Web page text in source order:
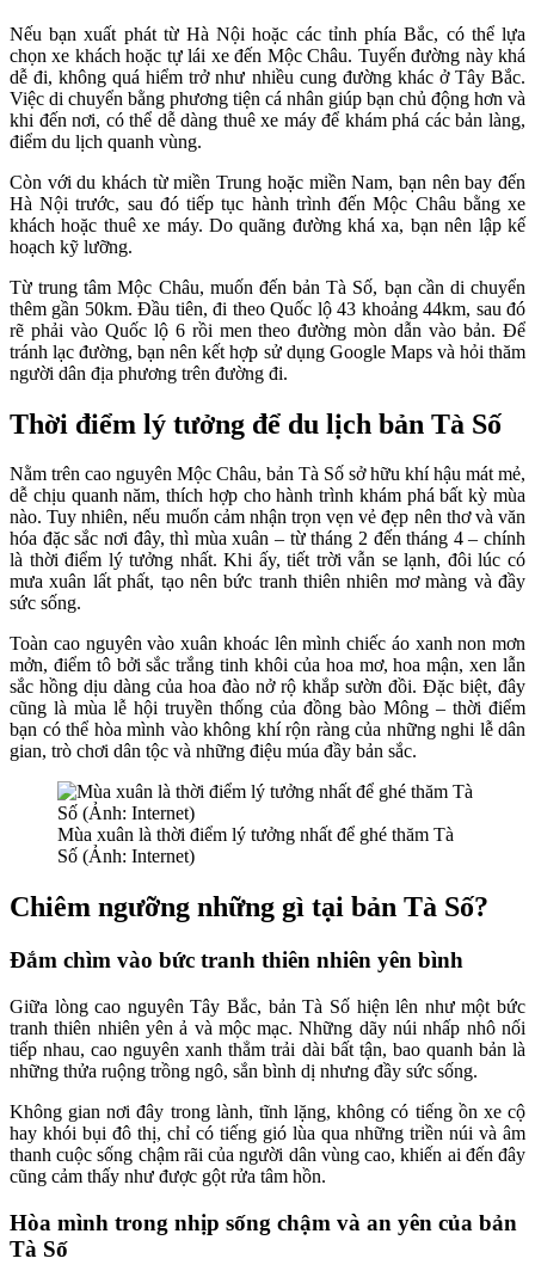
Nếu bạn xuất phát từ Hà Nội hoặc các tỉnh phía Bắc, có thể lựa
chọn xe khách hoặc tự lái xe đến Mộc Châu. Tuyến đường này khá
dễ đi, không quá hiểm trở như nhiều cung đường khác ở Tây Bắc.
Việc di chuyển bằng phương tiện cá nhân giúp bạn chủ động hơn và
khi đến nơi, có thể dễ dàng thuê xe máy để khám phá các bản làng,
điểm du lịch quanh vùng.
Còn với du khách từ miền Trung hoặc miền Nam, bạn nên bay đến
Hà Nội trước, sau đó tiếp tục hành trình đến Mộc Châu bằng xe
khách hoặc thuê xe máy. Do quãng đường khá xa, bạn nên lập kế
hoạch kỹ lưỡng.
Từ trung tâm Mộc Châu, muốn đến bản Tà Số, bạn cần di chuyển
thêm gần 50km. Đầu tiên, đi theo Quốc lộ 43 khoảng 44km, sau đó
rẽ phải vào Quốc lộ 6 rồi men theo đường mòn dẫn vào bản. Để
tránh lạc đường, bạn nên kết hợp sử dụng Google Maps và hỏi thăm
người dân địa phương trên đường đi.
Thời điểm lý tưởng để du lịch bản Tà Số
Nằm trên cao nguyên Mộc Châu, bản Tà Số sở hữu khí hậu mát mẻ,
dễ chịu quanh năm, thích hợp cho hành trình khám phá bất kỳ mùa
nào. Tuy nhiên, nếu muốn cảm nhận trọn vẹn vẻ đẹp nên thơ và văn
hóa đặc sắc nơi đây, thì mùa xuân – từ tháng 2 đến tháng 4 – chính
là thời điểm lý tưởng nhất. Khi ấy, tiết trời vẫn se lạnh, đôi lúc có
mưa xuân lất phất, tạo nên bức tranh thiên nhiên mơ màng và đầy
sức sống.
Toàn cao nguyên vào xuân khoác lên mình chiếc áo xanh non mơn
mởn, điểm tô bởi sắc trắng tinh khôi của hoa mơ, hoa mận, xen lẫn
sắc hồng dịu dàng của hoa đào nở rộ khắp sườn đồi. Đặc biệt, đây
cũng là mùa lễ hội truyền thống của đồng bào Mông – thời điểm
bạn có thể hòa mình vào không khí rộn ràng của những nghi lễ dân
gian, trò chơi dân tộc và những điệu múa đầy bản sắc.
Mùa xuân là thời điểm lý tưởng nhất để ghé thăm Tà
Số (Ảnh: Internet)
Chiêm ngưỡng những gì tại bản Tà Số?
Đắm chìm vào bức tranh thiên nhiên yên bình
Giữa lòng cao nguyên Tây Bắc, bản Tà Số hiện lên như một bức
tranh thiên nhiên yên ả và mộc mạc. Những dãy núi nhấp nhô nối
tiếp nhau, cao nguyên xanh thẳm trải dài bất tận, bao quanh bản là
những thửa ruộng trồng ngô, sắn bình dị nhưng đầy sức sống.
Không gian nơi đây trong lành, tĩnh lặng, không có tiếng ồn xe cộ
hay khói bụi đô thị, chỉ có tiếng gió lùa qua những triền núi và âm
thanh cuộc sống chậm rãi của người dân vùng cao, khiến ai đến đây
cũng cảm thấy như được gột rửa tâm hồn.
Hòa mình trong nhịp sống chậm và an yên của bản
Tà Số